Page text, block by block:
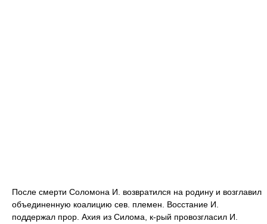
После смерти Соломона И. возвратился на родину и возглавил
объединенную коалицию сев. племен. Восстание И.
поддержал прор. Ахия из Силома, к-рый провозгласил И.